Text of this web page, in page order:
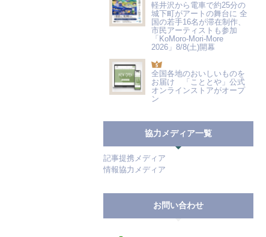
軽井沢から電車で約25分の
城下町がアートの舞台に 全
国の若手16名が滞在制作、
市民アーティストも参加
「KoMoro-Mori-More
2026」8/8(土)開幕
全国各地のおいしいものを
お届け 「こととや」公式
オンラインストアがオープ
ン
協力メディア一覧
記事提携メディア
情報協力メディア
お問い合わせ